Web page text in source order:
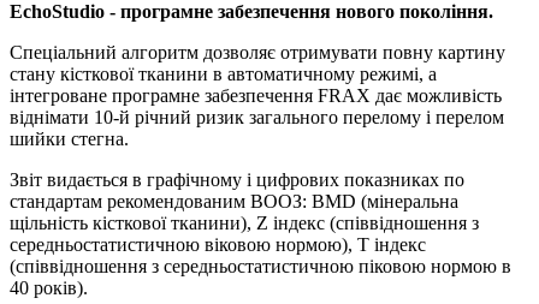
EchoStudio - програмне забезпечення нового покоління.
Спеціальний алгоритм дозволяє отримувати повну картину
стану кісткової тканини в автоматичному режимі, а
інтегроване програмне забезпечення FRAX дає можливість
віднімати 10-й річний ризик загального перелому і перелом
шийки стегна.
Звіт видається в графічному і цифрових показниках по
стандартам рекомендованим ВООЗ: BMD (мінеральна
щільність кісткової тканини), Z індекс (співвідношення з
середньостатистичною віковою нормою), T індекс
(співвідношення з середньостатистичною піковою нормою в
40 років).